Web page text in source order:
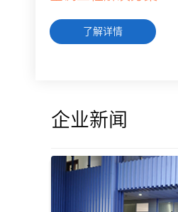
了解详情
企业新闻